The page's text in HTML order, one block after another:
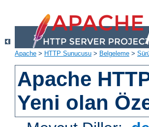
Apache > HTTP Sunucusu > Belgeleme >
Apache
Yeni olan